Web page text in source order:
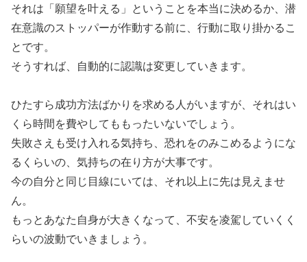
それは「願望を叶える」ということを本当に決めるか、潜
在意識のストッパーが作動する前に、行動に取り掛かるこ
とです。
そうすれば、自動的に認識は変更していきます。
ひたすら成功方法ばかりを求める人がいますが、それはい
くら時間を費やしてももったいないでしょう。
失敗さえも受け入れる気持ち、恐れをのみこめるようにな
るくらいの、気持ちの在り方が大事です。
今の自分と同じ目線にいては、それ以上に先は見えませ
ん。
もっとあなた自身が大きくなって、不安を凌駕していくく
らいの波動でいきましょう。